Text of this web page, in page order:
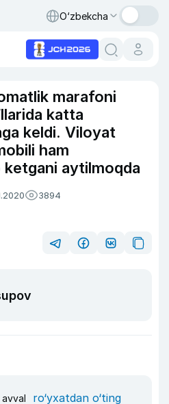
O‘zbekcha
marafoni
katta
keldi. Viloyat
ham
aytilmoqda
3894
ro‘yxatdan o‘ting